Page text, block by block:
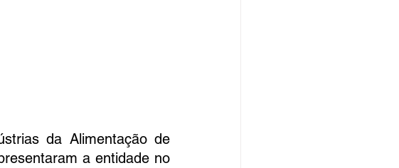
da Alimentação de
a entidade no